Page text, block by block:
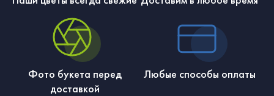
Фото букета перед
доставкой
Любые способы оплаты